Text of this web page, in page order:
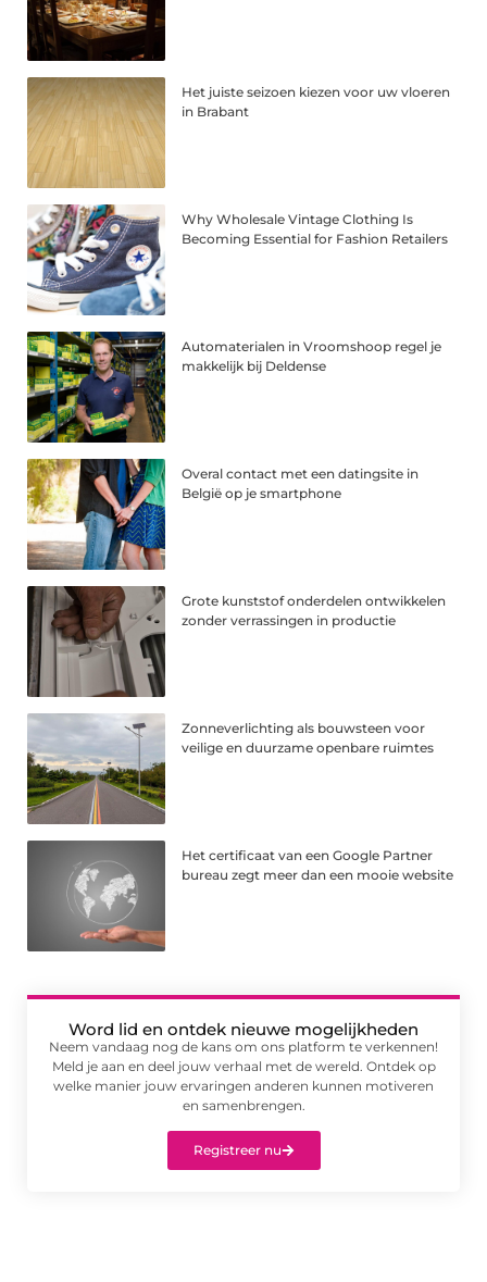
Het juiste seizoen kiezen voor uw vloeren
in Brabant
Why Wholesale Vintage Clothing Is
Becoming Essential for Fashion Retailers
Automaterialen in Vroomshoop regel je
makkelijk bij Deldense
Overal contact met een datingsite in
België op je smartphone
Grote kunststof onderdelen ontwikkelen
zonder verrassingen in productie
Zonneverlichting als bouwsteen voor
veilige en duurzame openbare ruimtes
Het certificaat van een Google Partner
bureau zegt meer dan een mooie website
Word lid en ontdek nieuwe mogelijkheden
Neem vandaag nog de kans om ons platform te verkennen!
Meld je aan en deel jouw verhaal met de wereld. Ontdek op
welke manier jouw ervaringen anderen kunnen motiveren
en samenbrengen.
Registreer nu